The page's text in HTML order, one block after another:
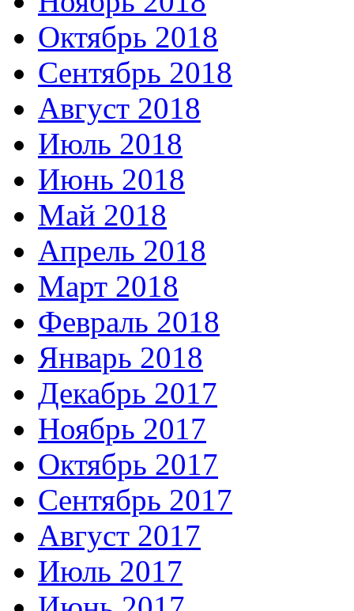
Октябрь 2018
Сентябрь 2018
Август 2018
Июль 2018
Июнь 2018
Май 2018
Апрель 2018
Март 2018
Февраль 2018
Январь 2018
Декабрь 2017
Ноябрь 2017
Октябрь 2017
Сентябрь 2017
Август 2017
Июль 2017